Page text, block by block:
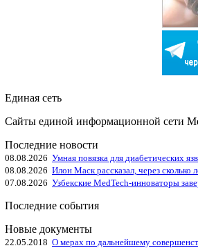
Единая сеть
Сайты единой информационной сети
Последние новости
08.08.2026 Умная повязка для диабетических
08.08.2026 Илон Маск рассказал, через сколько
07.08.2026 Узбекские MedTech-инноваторы
Последние события
Новые документы
22.05.2018 О мерах по дальнейшему